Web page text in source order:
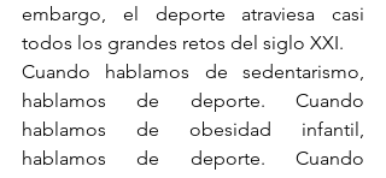
embargo, el deporte atraviesa casi
todos los grandes retos del siglo XXI.
Cuando hablamos de sedentarismo,
hablamos de deporte. Cuando
hablamos de obesidad infantil,
hablamos de deporte. Cuando